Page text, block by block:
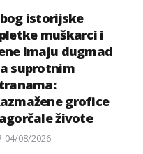
istorijske
muškarci i
imaju dugmad
suprotnim
grofice
živote
Posted
04/08/2026